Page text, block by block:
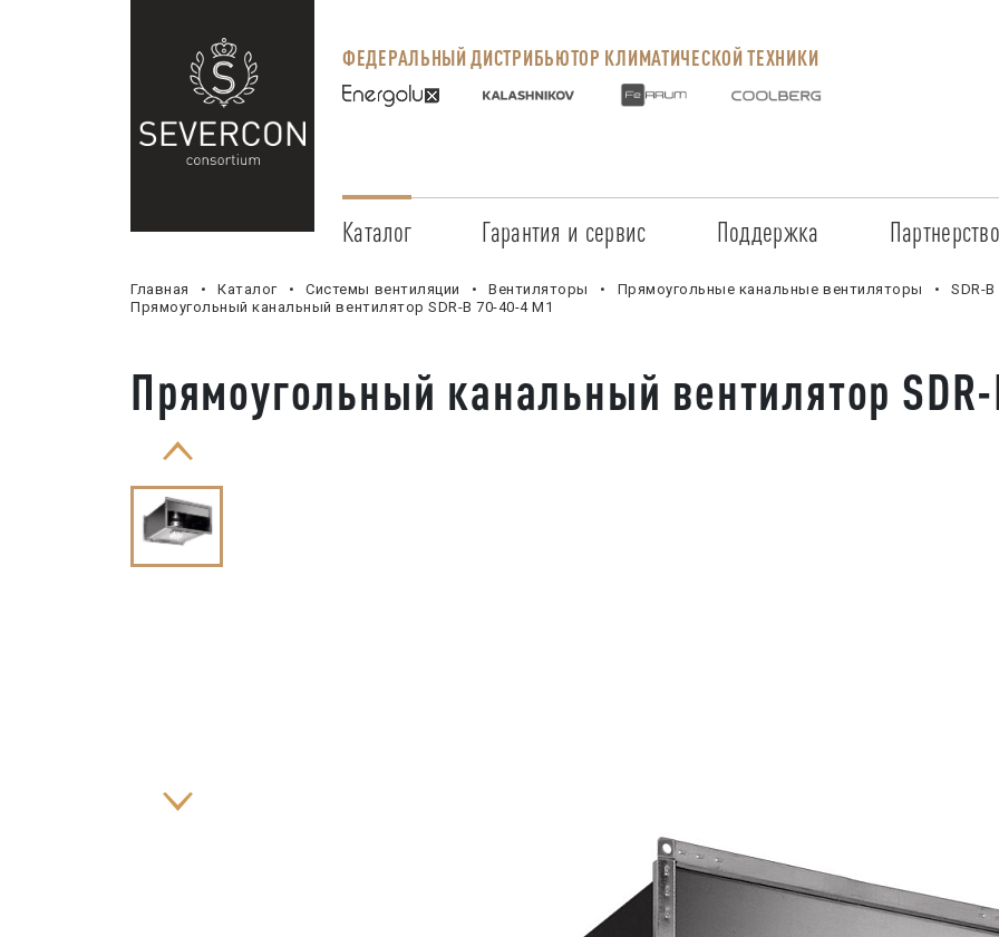
ФЕДЕРАЛЬНЫЙ ДИСТРИБЬЮТОР КЛИМАТИЧЕСКОЙ ТЕХНИКИ
Каталог Гарантия и сервис
Сервисные центры
Прайс-лист на услуги
Поддержка
Регистрация объекта
Документация
Стать
Наши
Главная Каталог Системы вентиляции Вентиляторы Прямоугольные канальные вентиляторы
SDR-B
Прямоугольный канальный вентилятор SDR-B 70-40-4 M1
Прямоугольный канальный вентилятор